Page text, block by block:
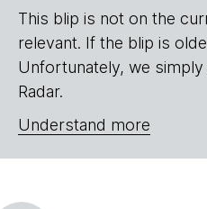
This blip is not on the
relevant. If the blip is
Unfortunately, we
Radar.
Understand more